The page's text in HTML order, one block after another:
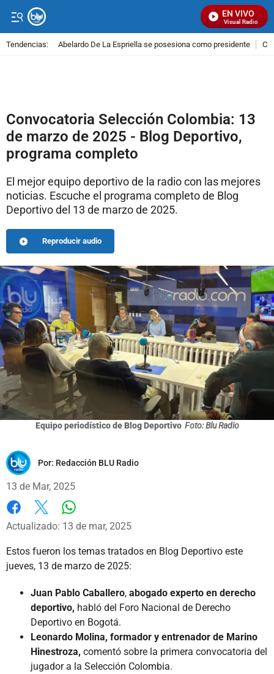
EN VIVO
Señal Visual Radio
Tendencias: Abelardo De La Espriella se posesiona como presidente
Convocatoria Selección Colombia: 13
de marzo de 2025 - Blog Deportivo,
programa completo
El mejor equipo deportivo de la radio con las mejores
noticias. Escuche el programa completo de Blog
Deportivo del 13 de marzo de 2025.
Reproducir audio
Equipo periodístico de Blog Deportivo Foto: Blu Radio
Por: Redacción BLU Radio
13 de Mar, 2025
Facebook
X
Actualizado: 13 de mar, 2025
Estos fueron los temas tratados en Blog Deportivo este
jueves, 13 de marzo de 2025:
Juan Pablo Caballero, abogado experto en derecho
deportivo, habló del Foro Nacional de Derecho
Deportivo en Bogotá.
Leonardo Molina, formador y entrenador de Marino
Hinestroza, comentó sobre la primera convocatoria del
jugador a la Selección Colombia.